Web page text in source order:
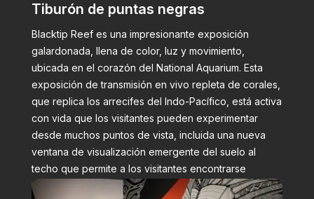
Tiburón de puntas negras
Blacktip Reef es una impresionante exposición
galardonada, llena de color, luz y movimiento,
ubicada en el corazón del National Aquarium. Esta
exposición de transmisión en vivo repleta de corales,
que replica los arrecifes del Indo-Pacífico, está activa
con vida que los visitantes pueden experimentar
desde muchos puntos de vista, incluida una nueva
ventana de visualización emergente del suelo al
techo que permite a los visitantes encontrarse
virtualmente cara a cara con los animales.